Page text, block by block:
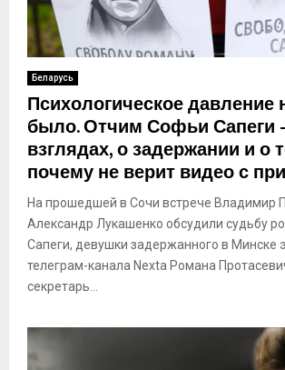
Беларусь
Психологическое давление
было. Отчим Софьи Сапеги
взглядах, о задержании и о
почему не верит видео с
На прошедшей в Сочи встрече Владимир
Александр Лукашенко обсудили судьбу
Сапеги, девушки задержанного в Минске
телеграм-канала Nexta Романа
секретарь...